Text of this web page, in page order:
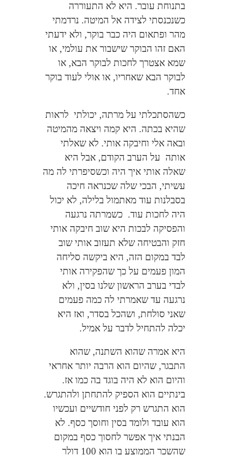
בתנוחת עובר. היא לא התעוררה
כשנכנסתי לצידה אל המיטה. נרדמתי
מהר ופתאום היה כבר בוקר, ולא ידעתי
האם זהו הבוקר שישבור את עולמי, או
שמא אצטרך לחכות לבוקר הבא, או
לבוקר הבא שאחריו, או אולי לעוד בוקר
אחד.
כשהסתכלתי על מרתה, יכולתי לראות
שהיא בכתה. היא קמה ויצאה מהמיטה
ובאה אלי וחיבקה אותי. לא שאלתי
אותה על הערב הקודם, אבל היא
שאלה אותי איך היה וכשסיפרתי לה מה
עשיתי, הבכי שלה שכנראה חיכה
בסבלנות עוד מאתמול בלילה, לא יכול
היה לחכות עוד. כשמרתה נרגעה
והפסיקה לבכות היא שוב חיבקה אותי
חזק והבטיחה שלא תעזוב אותי שוב
לבד במקום הזה, היא ביקשה סליחה
המון פעמים על כך שהפקירה אותי
לבדי בערב הראשון שלנו בסין, ולא
נרגעה עד שאמרתי לה כמה פעמים
שאני סולחת, ושהכל בסדר, ואז היא
יכלה להתחיל לדבר על אמיל.
היא אמרה שהוא השתנה, שהוא
התבגר, שהיום הוא הרבה יותר אחראי
והיום הוא לא היה בוגד בה כמו אז.
בינתיים הוא הספיק להתחתן ולהתגרש.
הוא התגרש רק לפני חודשיים ועכשיו
הוא עובד ולומד בסין וחוסך כסף. לא
הבנתי איך אפשר לחסוך כסף במקום
שהשכר הממוצע בו הוא 100 דולר